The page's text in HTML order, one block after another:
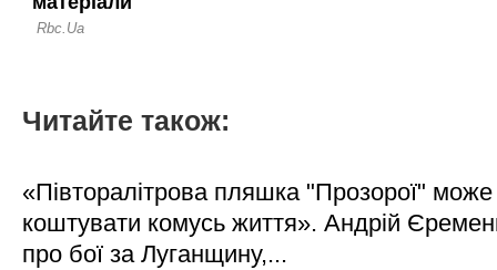
Читайте також:
«Півторалітрова пляшка "Прозорої" може
коштувати комусь життя». Андрій
про бої за Луганщину,...